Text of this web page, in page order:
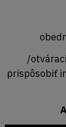
/
prispôsobiť